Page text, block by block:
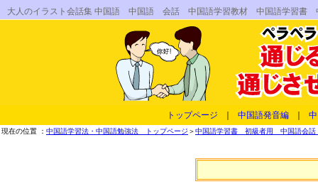
大人のイラスト会話集 中国語 中国語 会話 中国語学習教材 中国語学習
トップページ 中国語発音編
現在の位置 ： 中国語学習法・中国語勉強法 トップページ ＞中国語学習書 初級者用 中国語会話